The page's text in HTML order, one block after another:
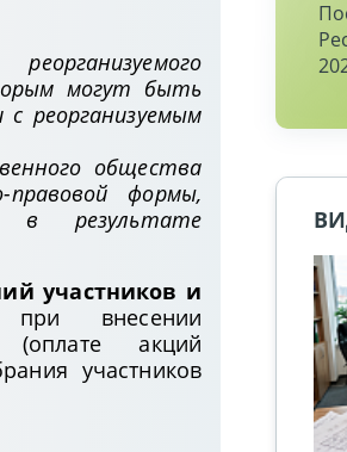
могут быть
реорганизуемым
общества
правовой формы,
в результате
участников и
внесении
акций
участников